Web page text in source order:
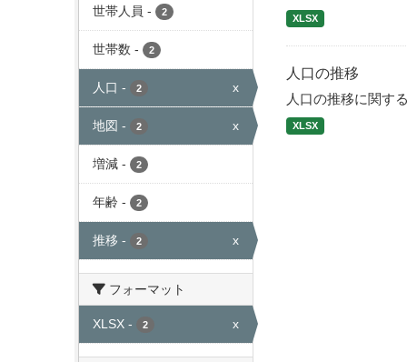
世帯人員 - 2
世帯数 - 2
人口 - 2 x
地図 - 2 x
増減 - 2
年齢 - 2
推移 - 2 x
フォーマット
XLSX - 2 x
XLSX
人口の推移
人口の推移に関す
XLSX